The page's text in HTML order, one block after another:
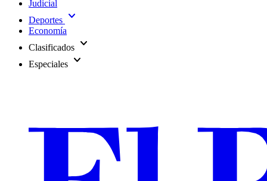
Judicial
Deportes expand_more
Economía
Clasificados expand_more
Especiales expand_more